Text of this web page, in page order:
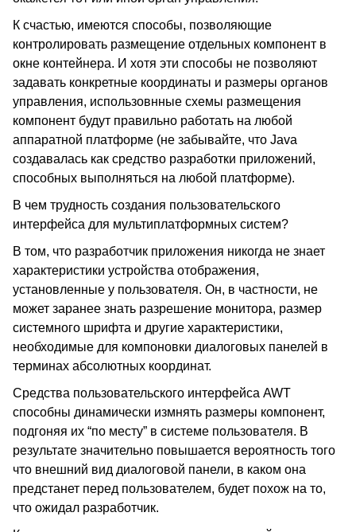
К счастью, имеются способы, позволяющие
контролировать размещение отдельных компонент в
окне контейнера. И хотя эти способы не позволяют
задавать конкретные координаты и размеры органов
управления, использовнные схемы размещения
компонент будут правильно работать на любой
аппаратной платформе (не забывайте, что Java
создавалась как средство разработки приложений,
способных выполняться на любой платформе).
В чем трудность создания пользовательского
интерфейса для мультиплатформных систем?
В том, что разработчик приложения никогда не знает
характеристики устройства отображения,
установленные у пользователя. Он, в частности, не
может заранее знать разрешение монитора, размер
системного шрифта и другие характеристики,
необходимые для компоновки диалоговых панелей в
терминах абсолютных координат.
Средства пользовательского интерфейса AWT
способны динамически измнять размеры компонент,
подгоняя их “по месту” в системе пользователя. В
результате значительно повышается вероятность того
что внешний вид диалоговой панели, в каком она
предстанет перед пользователем, будет похож на то,
что ожидал разработчик.